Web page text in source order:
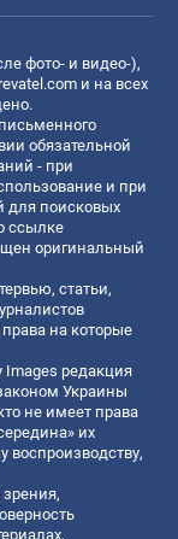
фото- и видео-),
и на всех
обязательной
- при
и при
для поисковых
ссылке
оригинальный
статьи,
на которые
Images редакция
Украины
не имеет права
их
воспроизводству,
зрения,